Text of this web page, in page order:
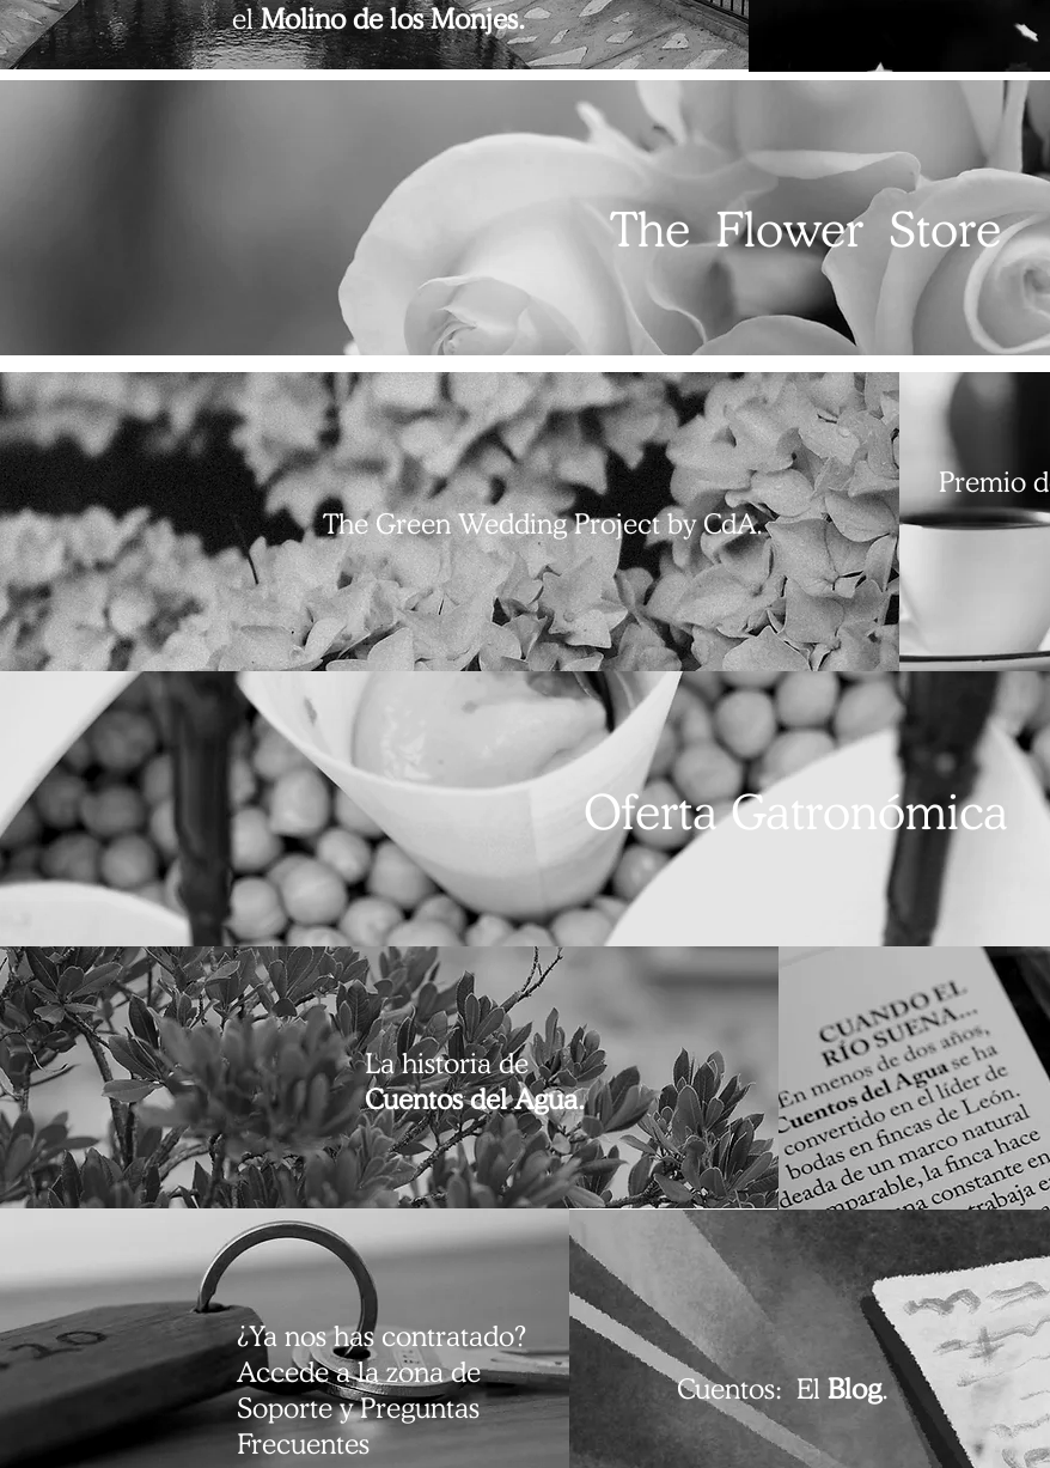
elMolino de los Monjes.
The Flower Store
The Green Wedding Project by CdA.
Premio
Oferta Gatronómica
La historia de
Cuentos del Agua.
¿Ya nos has contratado?
Accede a la zona de
Soporte y Preguntas
Frecuentes
Cuentos: El Blog.